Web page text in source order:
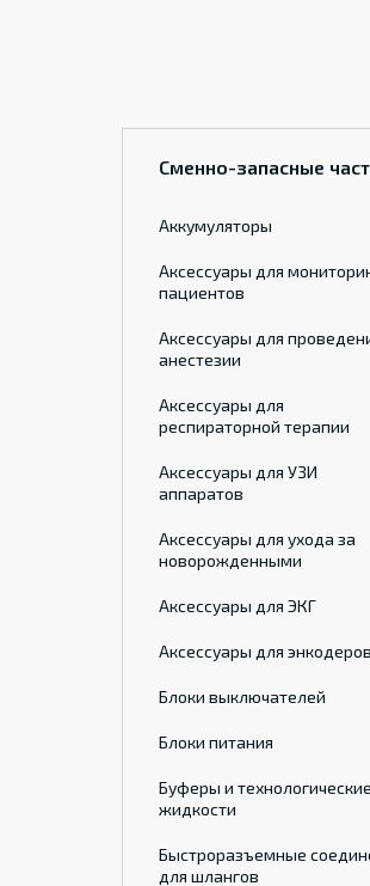
Сменно-запасные
Аккумуляторы
Аксессуары для
пациентов
Аксессуары для
анестезии
Аксессуары для
респираторной терапии
Аксессуары для УЗИ
аппаратов
Аксессуары для ухода за
новорожденными
Аксессуары для ЭКГ
Аксессуары для энкодеров
Блоки выключателей
Блоки питания
Буферы и технологические
жидкости
Быстроразъемные
для шлангов